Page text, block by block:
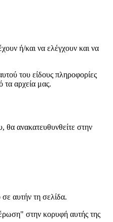
ή/και να ελέγχουν και να
του είδους πληροφορίες
τα αρχεία μας.
θα ανακατευθυνθείτε στην
αυτήν τη σελίδα.
στην κορυφή αυτής της